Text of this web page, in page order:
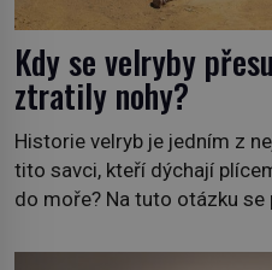
Kdy se velryby
ztratily nohy?
Historie velryb je jedním z
tito savci, kteří dýchají
do moře? Na tuto otázku
premiéru ve čtvrtek 29.